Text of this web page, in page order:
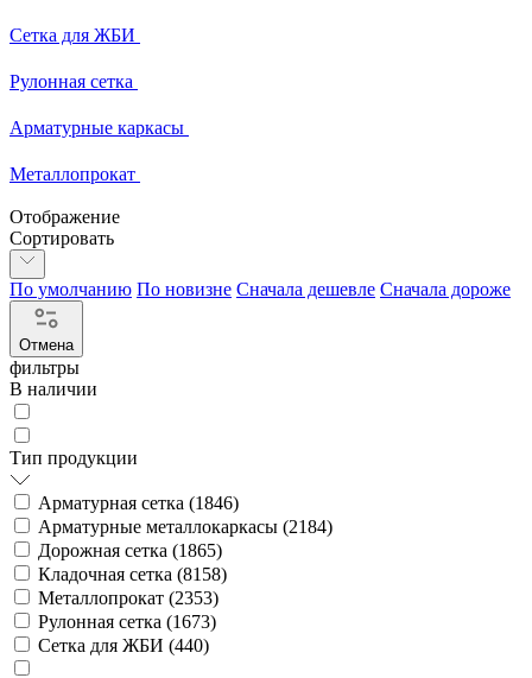
Сетка для ЖБИ
Рулонная сетка
Арматурные каркасы
Металлопрокат
Отображение
Сортировать
По умолчанию По новизне Сначала дешевле Сначала дороже
Отмена
фильтры
В наличии
Тип продукции
Арматурная сетка (1846)
Арматурные металлокаркасы (2184)
Дорожная сетка (1865)
Кладочная сетка (8158)
Металлопрокат (2353)
Рулонная сетка (1673)
Сетка для ЖБИ (440)